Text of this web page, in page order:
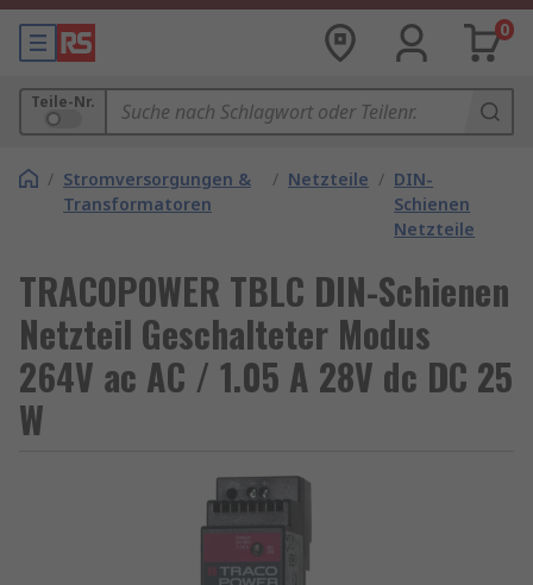
0
Teile-Nr.
/ Stromversorgungen &
Transformatoren
/ Netzteile / DIN-
Schienen
Netzteile
TRACOPOWER TBLC DIN-Schienen
Netzteil Geschalteter Modus
264V ac AC / 1.05 A 28V dc DC 25
W